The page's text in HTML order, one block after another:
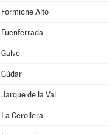
Formiche Alto
Fuenferrada
Galve
Gúdar
Jarque de la Val
La Cerollera